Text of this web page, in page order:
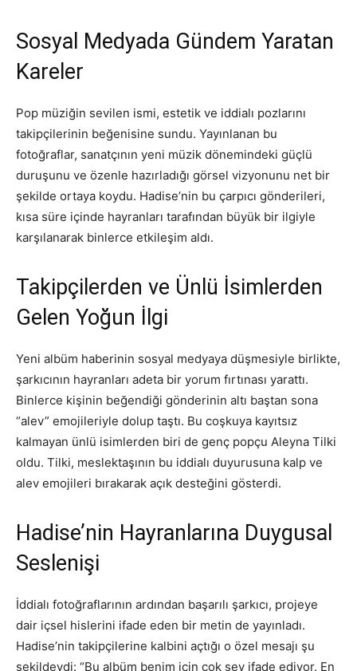
Sosyal Medyada Gündem Yaratan
Kareler
Pop müziğin sevilen ismi, estetik ve iddialı pozlarını
takipçilerinin beğenisine sundu. Yayınlanan bu
fotoğraflar, sanatçının yeni müzik dönemindeki güçlü
duruşunu ve özenle hazırladığı görsel vizyonunu net bir
şekilde ortaya koydu. Hadise’nin bu çarpıcı gönderileri,
kısa süre içinde hayranları tarafından büyük bir ilgiyle
karşılanarak binlerce etkileşim aldı.
Takipçilerden ve Ünlü İsimlerden
Gelen Yoğun İlgi
Yeni albüm haberinin sosyal medyaya düşmesiyle birlikte,
şarkıcının hayranları adeta bir yorum fırtınası yarattı.
Binlerce kişinin beğendiği gönderinin altı baştan sona
“alev” emojileriyle dolup taştı. Bu coşkuya kayıtsız
kalmayan ünlü isimlerden biri de genç popçu Aleyna Tilki
oldu. Tilki, meslektaşının bu iddialı duyurusuna kalp ve
alev emojileri bırakarak açık desteğini gösterdi.
Hadise’nin Hayranlarına Duygusal
Seslenişi
İddialı fotoğraflarının ardından başarılı şarkıcı, projeye
dair içsel hislerini ifade eden bir metin de yayınladı.
Hadise’nin takipçilerine kalbini açtığı o özel mesajı şu
şekildeydi: “Bu albüm benim için çok şey ifade ediyor. En